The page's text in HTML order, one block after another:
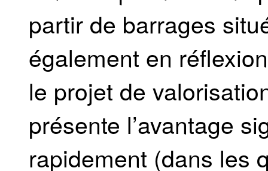
partir de barrages
également en
le projet de
présente l’avantage
rapidement (dans les